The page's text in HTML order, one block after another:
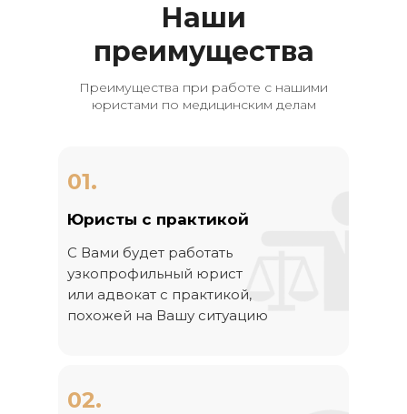
Наши
преимущества
Преимущества при работе с нашими
юристами по медицинским делам
Юристы с практикой
С Вами будет работать
узкопрофильный юрист
или адвокат с практикой,
похожей на Вашу ситуацию
01.
02.